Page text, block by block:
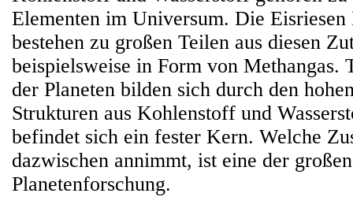
Elementen im Universum. Die Eisriesen
bestehen zu großen Teilen aus diesen
beispielsweise in Form von Methangas.
der Planeten bilden sich durch den
Strukturen aus Kohlenstoff und
befindet sich ein fester Kern. Welche
dazwischen annimmt, ist eine der
Planetenforschung.